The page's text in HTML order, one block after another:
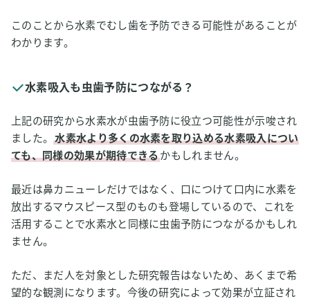
このことから水素でむし歯を予防できる可能性があることが
わかります。
水素吸入も虫歯予防につながる？
上記の研究から水素水が虫歯予防に役立つ可能性が示唆され
ました。水素水より多くの水素を取り込める水素吸入につい
ても、同様の効果が期待できるかもしれません。
最近は鼻カニューレだけではなく、口につけて口内に水素を
放出するマウスピース型のものも登場しているので、これを
活用することで水素水と同様に虫歯予防につながるかもしれ
ません。
ただ、まだ人を対象とした研究報告はないため、あくまで希
望的な観測になります。今後の研究によって効果が立証され